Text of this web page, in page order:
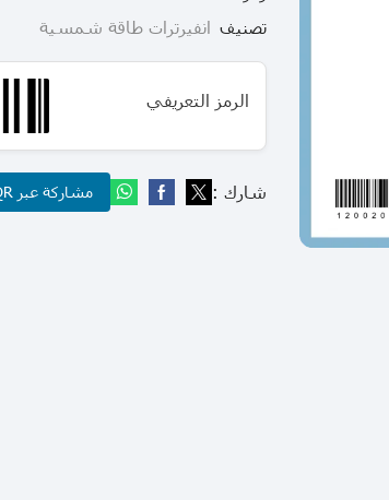
تصنيف انفيرترات طاقة شمسية
الرمز التعريفي
شارك : مشاركة عبر QR